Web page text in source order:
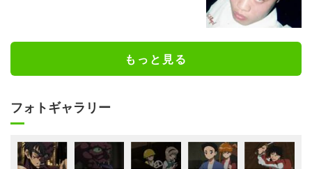
もっと見る
フォトギャラリー